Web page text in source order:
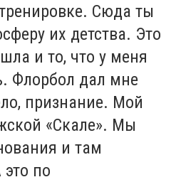
Сюда ты
их детства. Это
и то, что у меня
Флорбол дал мне
признание. Мой
«Скале». Мы
и там
по